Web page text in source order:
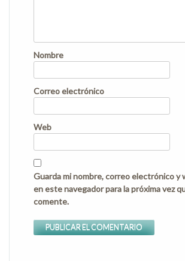
Nombre
Correo electrónico
Web
Guarda mi nombre, correo electrónico y
en este navegador para la próxima vez
comente.